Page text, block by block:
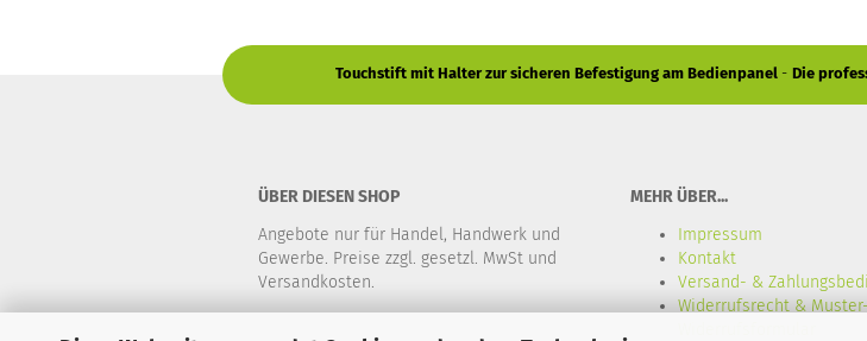
Touchstift mit Halter zur sicheren Befestigung am Bedienpanel - Die
ÜBER DIESEN SHOP
Angebote nur für Handel, Handwerk und
Gewerbe. Preise zzgl. gesetzl. MwSt und
Versandkosten.
MEHR ÜBER...
Impressum
Kontakt
Versand- &
Widerrufsrecht & Muster-